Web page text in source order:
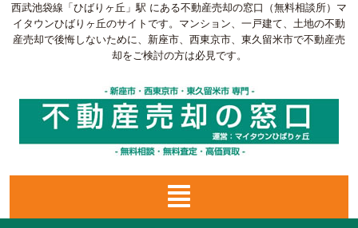
西武池袋線「ひばりヶ丘」駅 にある不動産売却の窓口（無料相談所）マ
イタウンひばりヶ丘のサイトです。マンション、一戸建て、土地の不動
産売却で後悔しないために、新座市、西東京市、東久留米市で不動産売
却をご検討の方は必見です。